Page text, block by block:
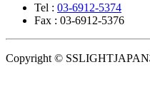
Tel : 03-6912-5374
Fax : 03-6912-5376
Copyright ©